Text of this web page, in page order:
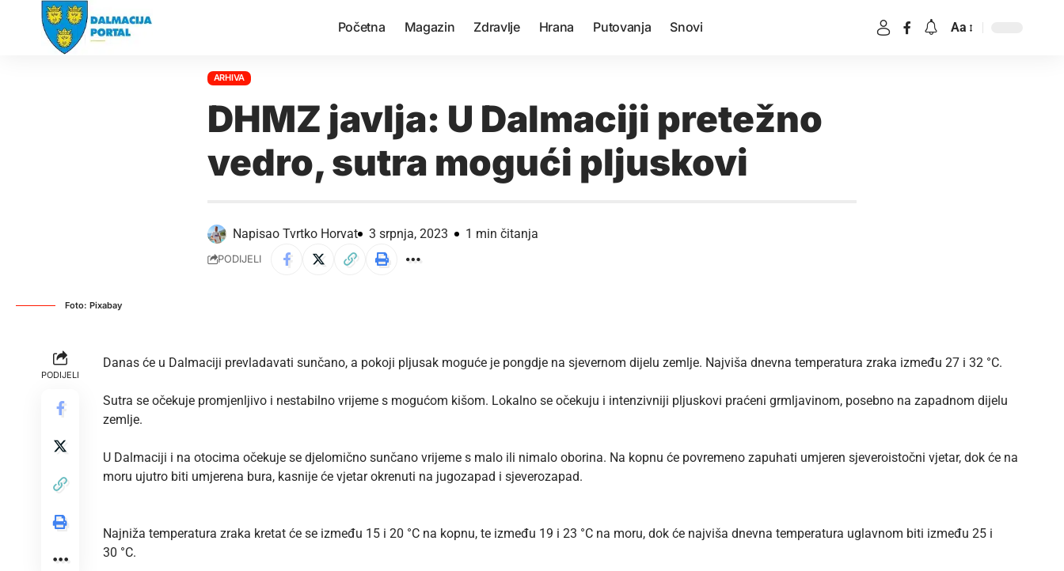
Početna Magazin Zdravlje Hrana Putovanja Snovi Aa
ARHIVA
DHMZ javlja: U Dalmaciji pretežno
vedro, sutra mogući pljuskovi
Napisao Tvrtko Horvat 3 srpnja, 2023 1 min čitanja
PODIJELI
Foto: Pixabay
PODIJELI
Danas će u Dalmaciji prevladavati sunčano, a pokoji pljusak moguće je pongdje na sjevernom dijelu zemlje. Najviša dnevna temperatura zraka između 27 i 32 °C.
Sutra se očekuje promjenljivo i nestabilno vrijeme s mogućom kišom. Lokalno se očekuju i intenzivniji pljuskovi praćeni grmljavinom, posebno na zapadnom dijelu
zemlje.
U Dalmaciji i na otocima očekuje se djelomično sunčano vrijeme s malo ili nimalo oborina. Na kopnu će povremeno zapuhati umjeren sjeveroistočni vjetar, dok će na
moru ujutro biti umjerena bura, kasnije će vjetar okrenuti na jugozapad i sjeverozapad.
Najniža temperatura zraka kretat će se između 15 i 20 °C na kopnu, te između 19 i 23 °C na moru, dok će najviša dnevna temperatura uglavnom biti između 25 i
30 °C.